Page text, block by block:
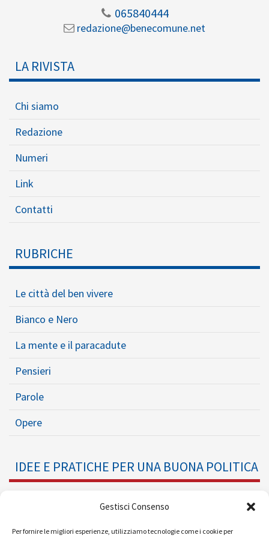
Gestisci Consenso
Per fornire le migliori esperienze, utilizziamo tecnologie come i cookie per
065840444
redazione@benecomune.net
LA RIVISTA
Chi siamo
Redazione
Numeri
Link
Contatti
RUBRICHE
Le città del ben vivere
Bianco e Nero
La mente e il paracadute
Pensieri
Parole
Opere
IDEE E PRATICHE PER UNA BUONA POLITICA
Formazione Politica